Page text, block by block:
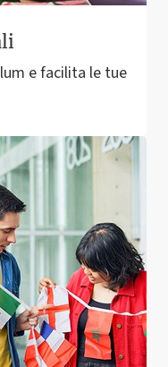
e facilita le tue